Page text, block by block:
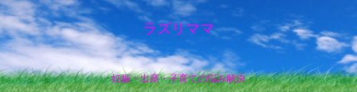
ラズリママ
妊娠・出産・子育ての悩み解決